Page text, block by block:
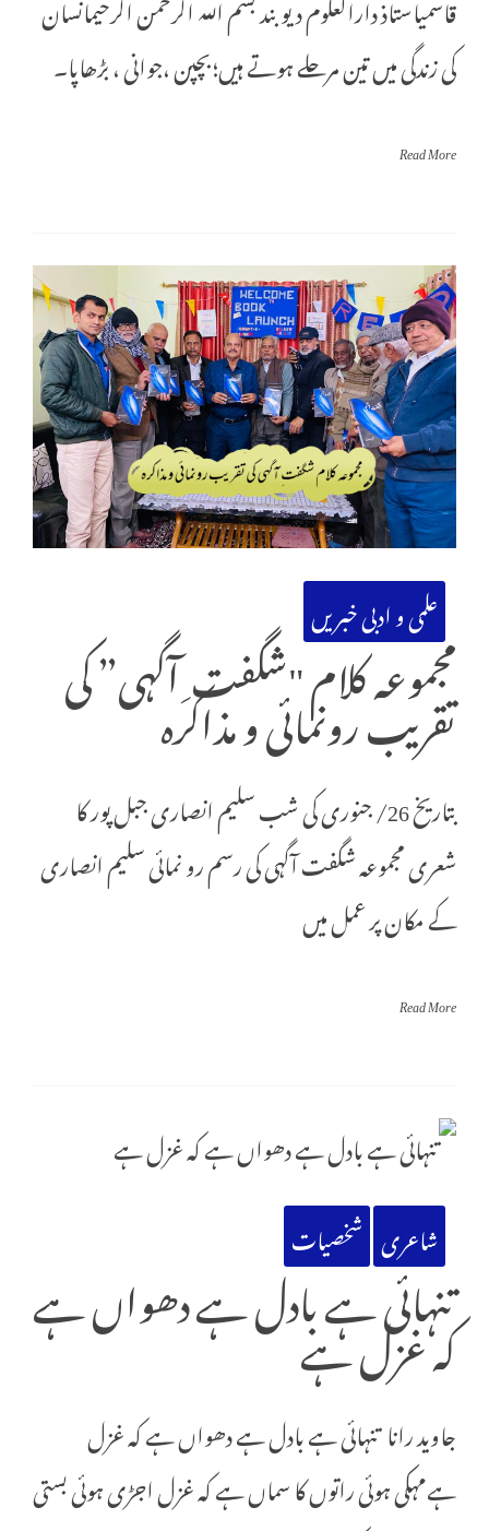
کی زندگی میں تین مرحلے ہوتے ہیں؛بچپن ،جوانی ، بڑھاپا۔
Read More
علمی و ادبی خبریں
مجموعہ کلام "شگفت ِ آگہی” کی
تقریب رونمائی و مذاکرہ
بتاریخ 26/ جنوری کی شب سلیم انصاری جبل پور کا
شعری مجموعہ شگفت آگہی کی رسم رو نمائی سلیم انصاری
کے مکان پر عمل میں
Read More
شاعری شخصیات
تنہائی ہے بادل ہے دھواں ہے
کہ غزل ہے
جاوید رانا تنہائی ہے بادل ہے دھواں ہے کہ غزل
ہےمہکی ہوئی راتوں کا سماں ہے کہ غزل اجڑی ہوئی بستی